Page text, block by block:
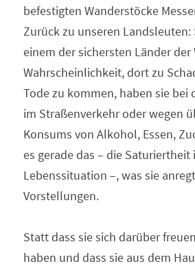
befestigten Wanderstöcke
Zurück zu unseren Landsleuten:
einem der sichersten Länder der
Wahrscheinlichkeit, dort zu
Tode zu kommen, haben sie bei
im Straßenverkehr oder wegen
Konsums von Alkohol, Essen,
es gerade das – die Saturiertheit
Lebenssituation –, was sie
Vorstellungen.
Statt dass sie sich darüber
haben und dass sie aus dem